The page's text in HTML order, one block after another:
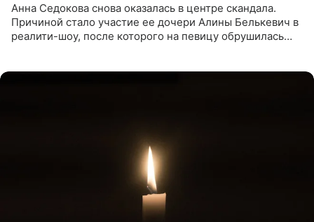
Анна Седокова снова оказалась в центре скандала.
Причиной стало участие ее дочери Алины Белькевич в
реалити-шоу, после которого на певицу обрушилась